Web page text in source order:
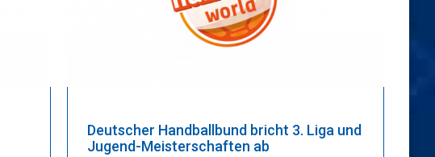
Deutscher Handballbund bricht 3. Liga und
Jugend-Meisterschaften ab